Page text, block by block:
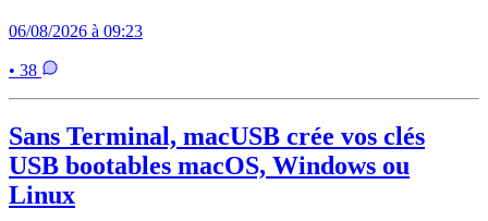
06/08/2026 à 09:23
• 38
Sans Terminal, macUSB crée vos clés
USB bootables macOS, Windows ou
Linux